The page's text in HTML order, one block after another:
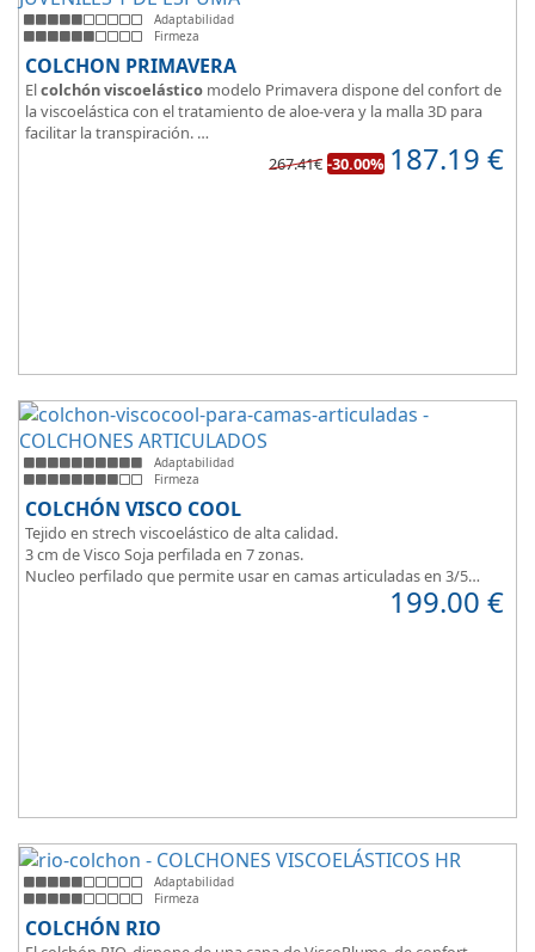
Adaptabilidad
Firmeza
COLCHON PRIMAVERA
Elcolchón viscoelástico modelo Primavera dispone del confort de
la viscoelástica con el tratamiento de aloe-vera y la malla 3D para
facilitar la transpiración.
Según medida del colchón estamos hablando tanto de un colchón
267.41€ -30.00% 187.19 €
Adaptabilidad
Firmeza
COLCHÓN VISCO COOL
Tejido en strech viscoelástico de alta calidad.
3 cm de Visco Soja perfilada en 7 zonas.
Nucleo perfilado que permite usar en camas articuladas en 3/5
199.00 €
Adaptabilidad
Firmeza
COLCHÓN RIO